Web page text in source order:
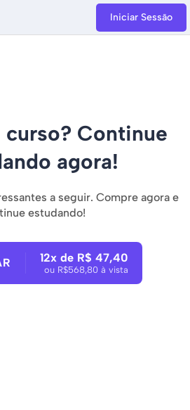
Iniciar Sessão
Continue
agora!
a seguir. Compre agora e
estudando!
12x de R$ 47,40
ou R$568,80 à vista